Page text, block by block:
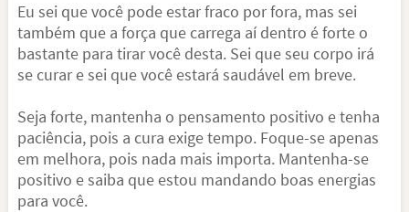
Eu sei que você pode estar fraco por fora, mas sei
também que a força que carrega aí dentro é forte o
bastante para tirar você desta. Sei que seu corpo irá
se curar e sei que você estará saudável em breve.
Seja forte, mantenha o pensamento positivo e tenha
paciência, pois a cura exige tempo. Foque-se apenas
em melhora, pois nada mais importa. Mantenha-se
positivo e saiba que estou mandando boas energias
para você.